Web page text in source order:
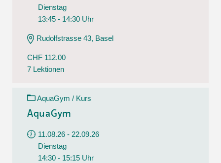
Dienstag
13:45 - 14:30 Uhr
Rudolfstrasse 43, Basel
CHF 112.00
7 Lektionen
AquaGym / Kurs
AquaGym
11.08.26 - 22.09.26
Dienstag
14:30 - 15:15 Uhr